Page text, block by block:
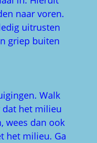
naar voren.
uitrusten
griep buiten
Walk
dat het milieu
wees dan ook
het milieu. Ga